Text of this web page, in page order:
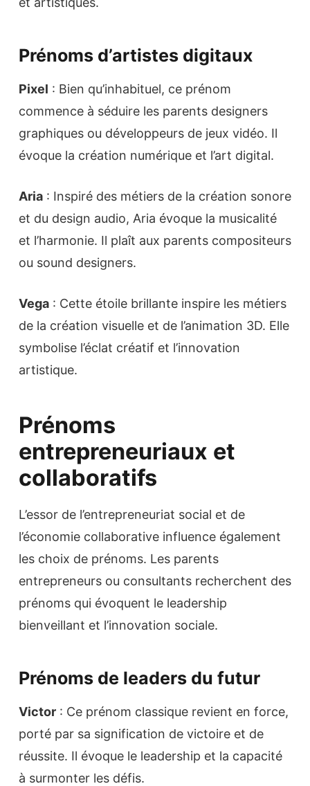
Prénoms d’artistes digitaux
Pixel : Bien qu’inhabituel, ce prénom
commence à séduire les parents designers
graphiques ou développeurs de jeux vidéo. Il
évoque la création numérique et l’art digital.
Aria : Inspiré des métiers de la création sonore
et du design audio, Aria évoque la musicalité
et l’harmonie. Il plaît aux parents compositeurs
ou sound designers.
Vega : Cette étoile brillante inspire les métiers
de la création visuelle et de l’animation 3D. Elle
symbolise l’éclat créatif et l’innovation
artistique.
Prénoms
entrepreneuriaux et
collaboratifs
L’essor de l’entrepreneuriat social et de
l’économie collaborative influence également
les choix de prénoms. Les parents
entrepreneurs ou consultants recherchent des
prénoms qui évoquent le leadership
bienveillant et l’innovation sociale.
Prénoms de leaders du futur
Victor : Ce prénom classique revient en force,
porté par sa signification de victoire et de
réussite. Il évoque le leadership et la capacité
à surmonter les défis.